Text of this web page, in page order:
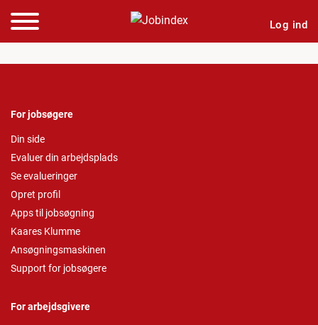
Log ind
For jobsøgere
Din side
Evaluer din arbejdsplads
Se evalueringer
Opret profil
Apps til jobsøgning
Kaares Klumme
Ansøgningsmaskinen
Support for jobsøgere
For arbejdsgivere